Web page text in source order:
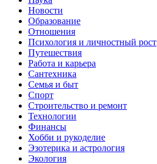
Новости
Образование
Отношения
Психология и личностный рост
Путешествия
Работа и карьера
Сантехника
Семья и быт
Спорт
Строительство и ремонт
Технологии
Финансы
Хобби и рукоделие
Эзотерика и астрология
Экология